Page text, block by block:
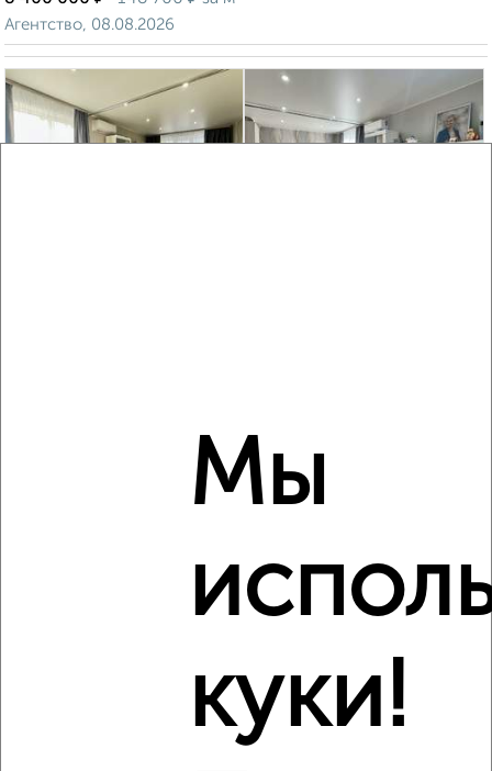
Агентство, 08.08.2026
›
1-к квартира, вторичка, 40м², 11/14 этаж
за м²
Советский район, Свободы 21
Мы
куки!